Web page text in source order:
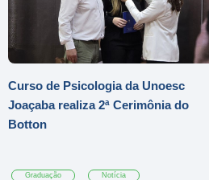
Curso de Psicologia da Unoesc
Joaçaba realiza 2ª Cerimônia do
Botton
Graduação Notícia